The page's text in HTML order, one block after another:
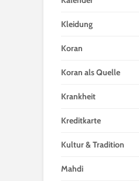
Kleidung
Koran
Koran als Quelle
Krankheit
Kreditkarte
Kultur & Tradition
Mahdi